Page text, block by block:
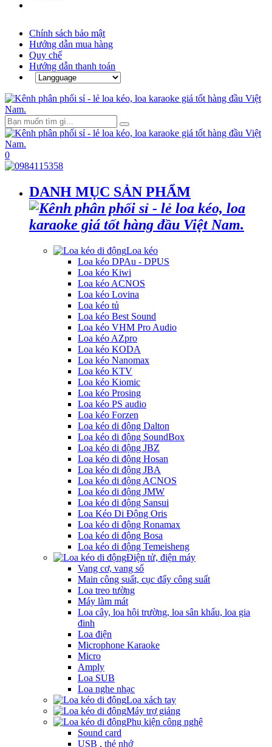
Chính sách bảo mật
Hướng dẫn mua hàng
Quy chế
Hướng dẫn thanh toán
0
DANH MỤC SẢN PHẨM
Loa kéo
Loa kéo DPAu - DPUS
Loa kéo Kiwi
Loa kéo ACNOS
Loa kéo Lovina
Loa kéo tủ
Loa kéo Best Sound
Loa kéo VHM Pro Audio
Loa kéo AZpro
Loa kéo KODA
Loa kéo Nanomax
Loa kéo KTV
Loa kéo Kiomic
Loa kéo Prosing
Loa kéo PS audio
Loa kéo Forzen
Loa kéo di động Dalton
Loa kéo di động SoundBox
Loa kéo di động JBZ
Loa kéo di động Hosan
Loa kéo di động JBA
Loa kéo di động ACNOS
Loa kéo di động JMW
Loa kéo di động Sansui
Loa Kéo Di Động Oris
Loa kéo di động Ronamax
Loa kéo di động Bosa
Loa kéo di động Temeisheng
Điện tử, điện máy
Vang cơ, vang số
Main công suất, cục đẩy công suất
Loa treo tường
Máy làm mát
Loa cây, loa hội trường, loa sân khấu, loa gia
đinh
Loa điện
Microphone Karaoke
Micro
Amply
Loa SUB
Loa nghe nhạc
Loa xách tay
Máy trợ giảng
Phụ kiện công nghệ
Sound card
USB , thẻ nhớ